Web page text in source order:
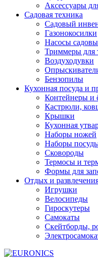
Аксессуары
Садовая техника
Садовый
Газонокосилки
Насосы
Триммеры для
Воздуходувки
Бензопилы
Кухонная посуда и
Контейнеры и
Кастрюли,
Крышки
Кухонная
Наборы ножей
Наборы
Сковороды
Термосы и
Формы для
Отдых и
Игрушки
Велосипеды
Гироскутеры
Самокаты
Скейтборды,